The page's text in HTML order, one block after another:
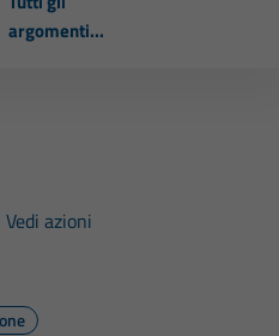
argomenti...
Vedi azioni